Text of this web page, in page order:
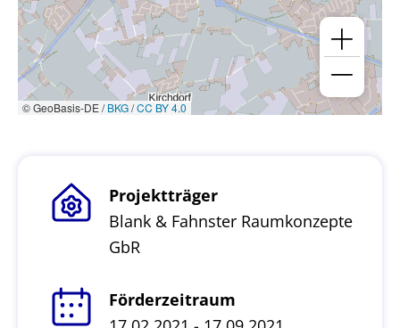
© GeoBasis-DE /BKG/CC BY 4.0
Projektträger
Blank & Fahnster Raumkonzepte
GbR
Förderzeitraum